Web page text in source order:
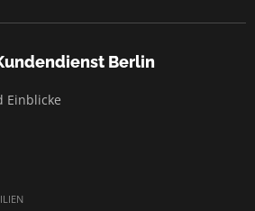
Berlin
Einblicke